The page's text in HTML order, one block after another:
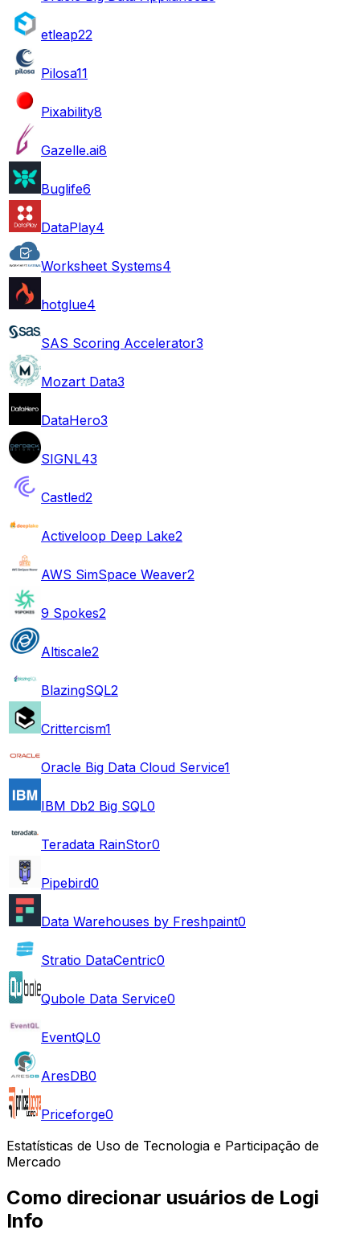
etleap22
Pilosa11
Pixability8
Gazelle.ai8
Buglife6
DataPlay4
Worksheet Systems4
hotglue4
SAS Scoring Accelerator3
Mozart Data3
DataHero3
SIGNL43
Castled2
Activeloop Deep Lake2
AWS SimSpace Weaver2
9 Spokes2
Altiscale2
BlazingSQL2
Crittercism1
Oracle Big Data Cloud Service1
IBM Db2 Big SQL0
Teradata RainStor0
Pipebird0
Data Warehouses by Freshpaint0
Stratio DataCentric0
Qubole Data Service0
EventQL0
AresDB0
Priceforge0
Estatísticas de Uso de Tecnologia e Participação de
Mercado
Como direcionar usuários de Logi
Info